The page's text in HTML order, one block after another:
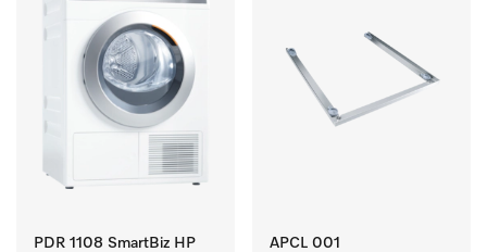
PDR 1108 SmartBiz HP
APCL 001